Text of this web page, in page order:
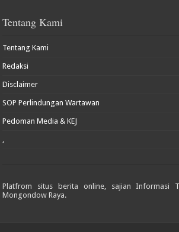
Tentang Kami
Tentang Kami
Redaksi
Disclaimer
SOP Perlindungan Wartawan
Pedoman Media & KEJ
,
Platfrom situs berita online, sajian Informasi
Mongondow Raya.